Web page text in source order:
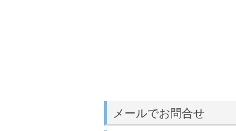
メールでお問合せ